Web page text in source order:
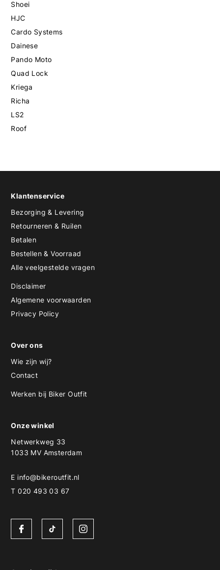
Shoei
HJC
Cardo Systems
Dainese
Pando Moto
Quad Lock
Kriega
Richa
LS2
Roof
Klantenservice
Bezorging & Levering
Retourneren & Ruilen
Betalen
Bestellen & Voorraad
Alle veelgestelde vragen
Disclaimer
Algemene voorwaarden
Privacy Policy
Over ons
Wie zijn wij?
Contact
Werken bij Biker Outfit
Onze winkel
Netwerkweg 33
1033 MV Amsterdam
E info@bikeroutfit.nl
T 020 493 03 67